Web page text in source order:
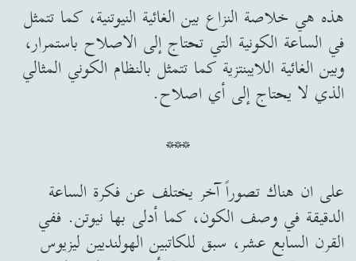
هذه هي خلاصة النزاع بين الغائية النيوتنية، كما تتمثل
في الساعة الكونية التي تحتاج إلى الاصلاح باستمرار،
وبين الغائية اللايبنتزية كما تتمثل بالنظام الكوني المثالي
الذي لا يحتاج إلى أي اصلاح.
***
على ان هناك تصوراً آخر يختلف عن فكرة الساعة
الدقيقة في وصف الكون، كما أدلى بها نيوتن. ففي
القرن السابع عشر، سبق للكاتبين الهولنديين ليزيوس